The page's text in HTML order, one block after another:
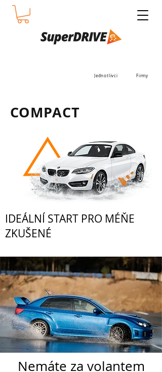
Firmy
Jednotlivci
COMPACT
IDEÁLNÍ START PRO MÉŇE
ZKUŠENÉ
Nemáte za volantem